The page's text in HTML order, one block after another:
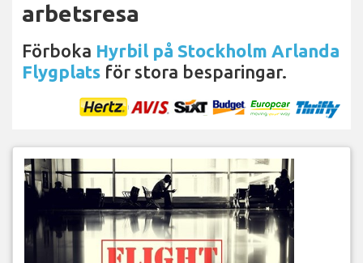
arbetsresa
Förboka Hyrbil på Stockholm Arlanda
Flygplats för stora besparingar.